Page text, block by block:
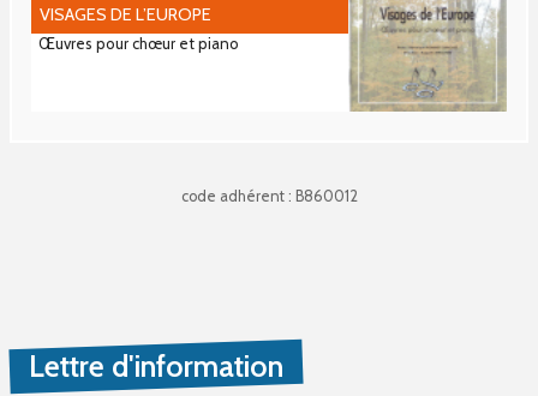
VISAGES DE L’EUROPE
Œuvres pour chœur et piano
code adhérent : B860012
Lettre d'information